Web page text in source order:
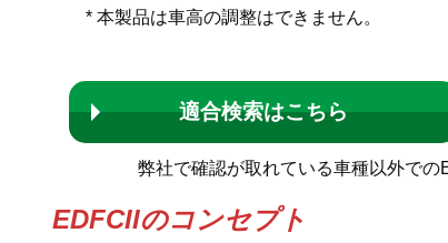
* 本製品は車高の調整はできません。
適合検索はこちら
弊社で確認が取れている車種以外での
EDFCIIのコンセプト